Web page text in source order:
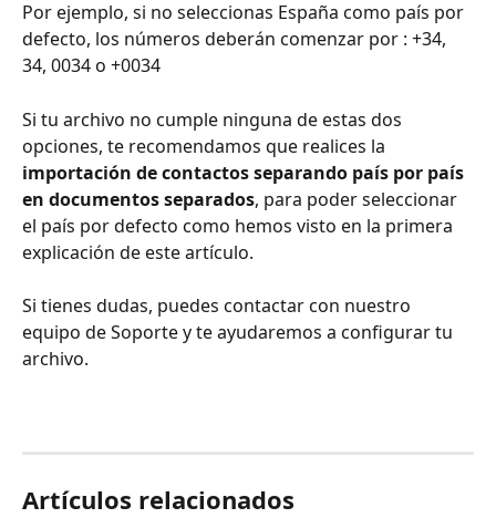
Por ejemplo, si no seleccionas España como país por
defecto, los números deberán comenzar por : +34,
34, 0034 o +0034
Si tu archivo no cumple ninguna de estas dos
opciones, te recomendamos que realices la
importación de contactos separando país por país
en documentos separados, para poder seleccionar
el país por defecto como hemos visto en la primera
explicación de este artículo.
Si tienes dudas, puedes contactar con nuestro
equipo de Soporte y te ayudaremos a configurar tu
archivo.
Artículos relacionados